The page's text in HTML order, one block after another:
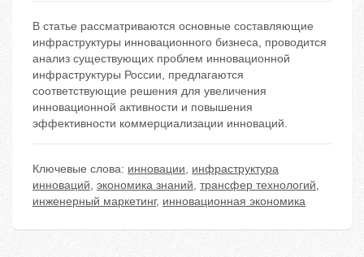
В статье рассматриваются основные составляющие
инфраструктуры инновационного бизнеса, проводится
анализ существующих проблем инновационной
инфраструктуры России, предлагаются
соответствующие решения для увеличения
инновационной активности и повышения
эффективности коммерциализации инноваций.
Ключевые слова: инновации, инфраструктура
инноваций, экономика знаний, трансфер технологий,
инженерный маркетинг, инновационная экономика